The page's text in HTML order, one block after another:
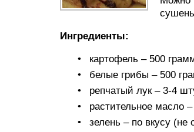
Ингредиенты:
картофель – 500
белые грибы – 500
репчатый лук – 3-4
растительное масло
зелень – по вкусу (не